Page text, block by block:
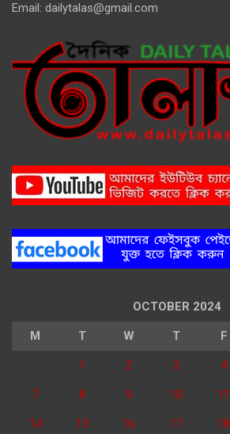
Email: dailytalas@gmail.com
OCTOBER 2024
M T W T F
1 2 3 4
7 8 9 10 11
14 15 16 17 18